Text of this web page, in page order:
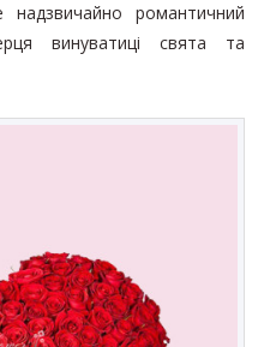
романтичний
винуватиці свята та